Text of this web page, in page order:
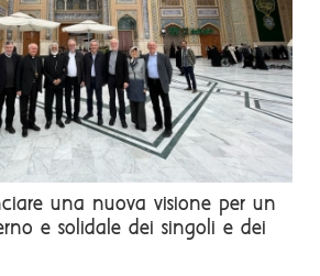
una nuova visione per un
e solidale dei singoli e dei